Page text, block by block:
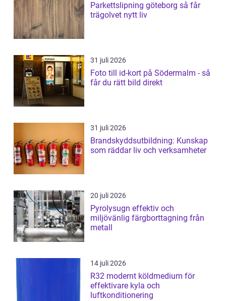
Parkettslipning göteborg så får
trägolvet nytt liv
31 juli 2026
Foto till id-kort på Södermalm - så
får du rätt bild direkt
31 juli 2026
Brandskyddsutbildning: Kunskap
som räddar liv och verksamheter
20 juli 2026
Pyrolysugn effektiv och
miljövänlig färgborttagning från
metall
14 juli 2026
R32 modernt köldmedium för
effektivare kyla och
luftkonditionering